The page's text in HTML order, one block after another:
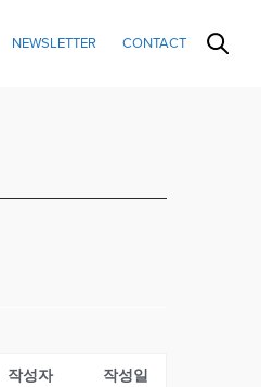
NEWSLETTER CONTACT
작성자 작성일